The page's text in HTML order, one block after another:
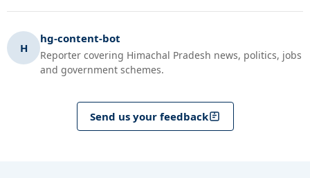
H
hg-content-bot
Reporter covering Himachal Pradesh news, politics, jobs
and government schemes.
Send us your feedback